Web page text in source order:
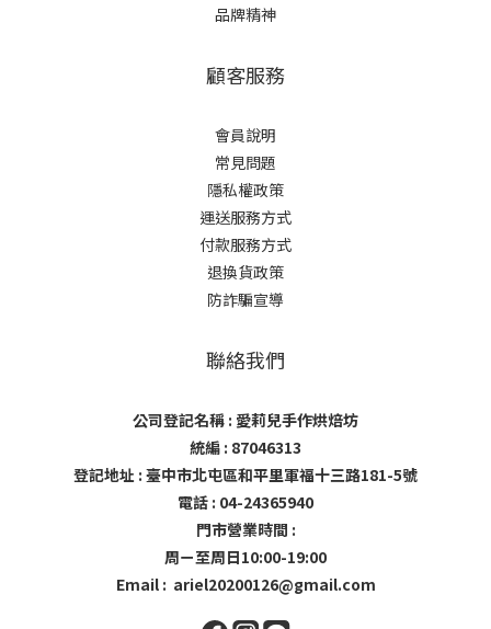
品牌精神
顧客服務
會員說明
常見問題
隱私權政策
運送服務方式
付款服務方式
退換貨政策
防詐騙宣導
聯絡我們
公司登記名稱 : 愛莉兒手作烘焙坊
統編 : 87046313
登記地址 : 臺中市北屯區和平里軍福十三路181-5號
電話 : 04-24365940
門市營業時間 :
周ㄧ至周日10:00-19:00
Email : ariel20200126@gmail.com